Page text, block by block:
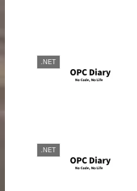
.NET
.NET